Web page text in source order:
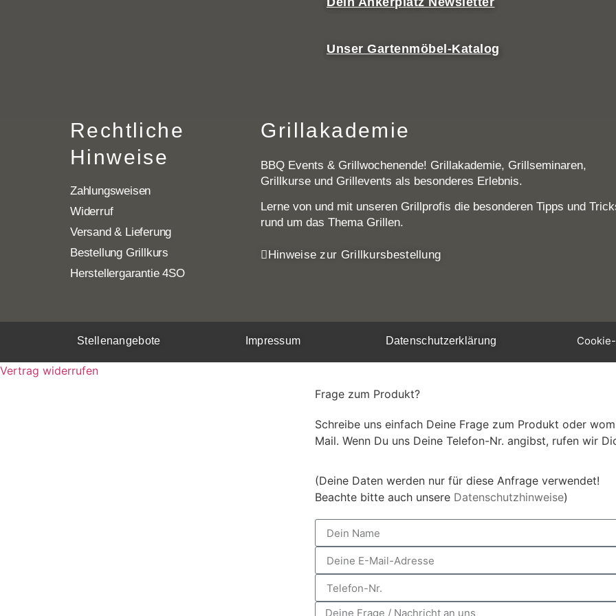
Unser Gartenmöbel-Katalog
Rechtliche
Hinweise
Zahlungsweisen
Widerruf
Versand & Lieferung
Bestellung Grillkurs
Herstellergarantie 4SO
Grillakademie
BBQ Events & Grillwochenende! Grillakademie, Grillseminaren,
Grillkurse und Grillevents als besonderes Erlebnis.
Lerne von und mit unseren Grillprofis die besonderen Tipps und
rund um das Thema Grillen.
Hinweise zur Grillkursbestellung
Stellenangebote Impressum Datenschutzerklärung
Vertrag widerrufen
Frage zum Produkt?
Schreibe uns einfach Deine Frage zum Produkt oder
Mail. Wenn Du uns Deine Telefon-Nr. angibst, rufen wir
(Deine Daten werden nur für diese Anfrage verwendet!
Beachte bitte auch unsere Datenschutzhinweise)